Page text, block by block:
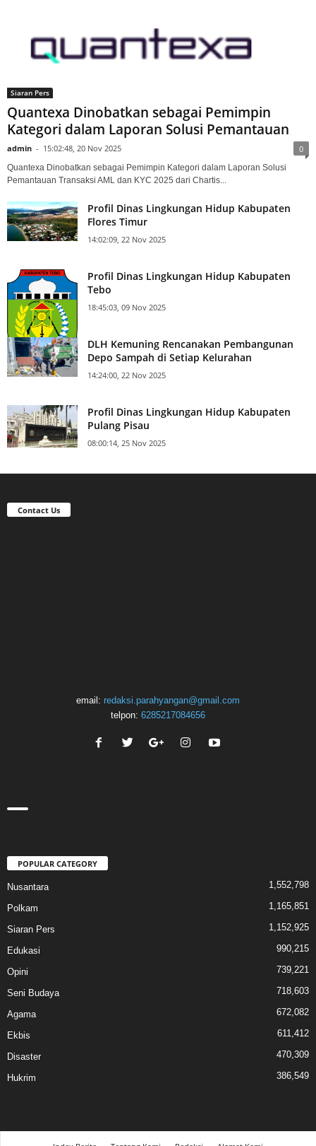
Siaran Pers
Quantexa Dinobatkan sebagai Pemimpin
Kategori dalam Laporan Solusi Pemantauan
admin - 15:02:48, 20 Nov 2025 0
Quantexa Dinobatkan sebagai Pemimpin Kategori dalam Laporan Solusi
Pemantauan Transaksi AML dan KYC 2025 dari Chartis...
Profil Dinas Lingkungan Hidup Kabupaten
Flores Timur
14:02:09, 22 Nov 2025
Profil Dinas Lingkungan Hidup Kabupaten
Tebo
18:45:03, 09 Nov 2025
DLH Kemuning Rencanakan Pembangunan
Depo Sampah di Setiap Kelurahan
14:24:00, 22 Nov 2025
Profil Dinas Lingkungan Hidup Kabupaten
Pulang Pisau
08:00:14, 25 Nov 2025
Contact Us
email: redaksi.parahyangan@gmail.com
telpon: 6285217084656
POPULAR CATEGORY
Nusantara 1,552,798
Polkam 1,165,851
Siaran Pers 1,152,925
Edukasi 990,215
Opini 739,221
Seni Budaya 718,603
Agama 672,082
Ekbis 611,412
Disaster 470,309
Hukrim 386,549